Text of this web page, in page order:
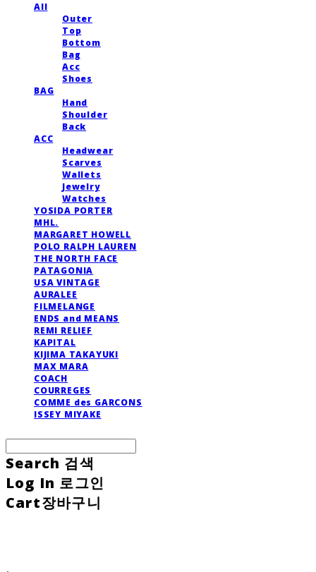
All
Outer
Top
Bottom
Bag
Acc
Shoes
BAG
Hand
Shoulder
Back
ACC
Headwear
Scarves
Wallets
Jewelry
Watches
YOSIDA PORTER
MHL.
MARGARET HOWELL
POLO RALPH LAUREN
THE NORTH FACE
PATAGONIA
USA VINTAGE
AURALEE
FILMELANGE
ENDS and MEANS
REMI RELIEF
KAPITAL
KIJIMA TAKAYUKI
MAX MARA
COACH
COURREGES
COMME des GARCONS
ISSEY MIYAKE
Search 검색
Log In 로그인
Cart장바구니